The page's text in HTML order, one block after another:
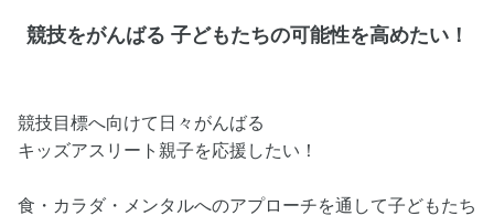
競技をがんばる 子どもたちの可能性を高めたい！
競技目標へ向けて日々がんばる
キッズアスリート親子を応援したい！
食・カラダ・メンタルへのアプローチを通して子どもたち